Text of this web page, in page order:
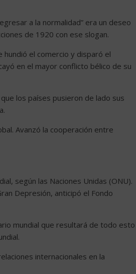
a la normalidad” era un deseo
de 1920 con ese slogan.
el comercio y disparó el
en el mayor conflicto bélico de su
los países pusieron de lado sus
Avanzó la cooperación entre
según las Naciones Unidas (ONU).
Depresión, anticipó el Fondo
mundial que resultará de todo esto
internacionales en la